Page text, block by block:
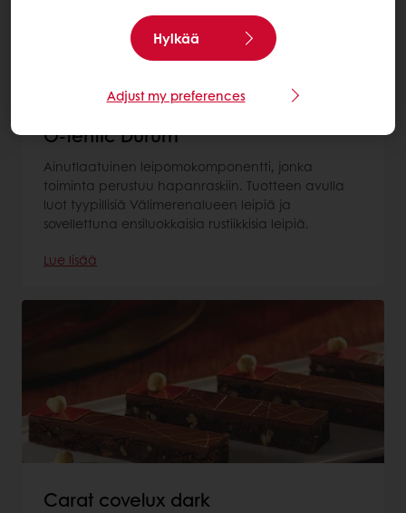
O-tentic Durum
Ainutlaatuinen leipomokomponentti, jonka
toiminta perustuu hapanraskiin. Tuotteen avulla
luot tyypillisiä Välimerenalueen leipiä ja
sovellettuna ensiluokkaisia rustiikkisia leipiä.
Lue lisää
Carat covelux dark
Hylkää
Adjust my preferences